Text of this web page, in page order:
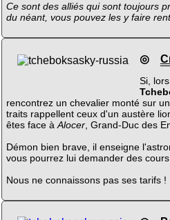
Ce sont des alliés qui sont toujours
du néant, vous pouvez les y faire
◎
Si,
rencontrez un chevalier monté sur
traits rappellent ceux d'un austère
êtes face àAlocer, Grand-Duc des
Démon bien brave, il enseigne
vous pourrez lui demander des cours
Nous ne connaissons pas ses tarifs !